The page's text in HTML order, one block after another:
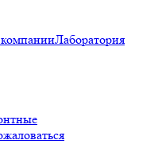
Лаборатория